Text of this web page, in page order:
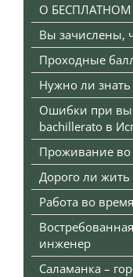
О
Вы зачислены,
Проходные
Нужно ли знать
Ошибки при
bachillerato в
Проживание
Дорого ли
Работа во
инженер
Саламанка –